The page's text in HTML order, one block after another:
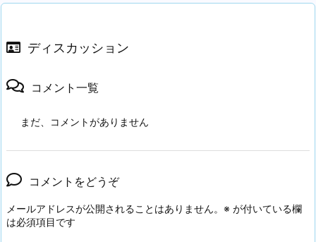
ディスカッション
コメント一覧
まだ、コメントがありません
コメントをどうぞ
メールアドレスが公開されることはありません。 ※ が付いている欄
は必須項目です